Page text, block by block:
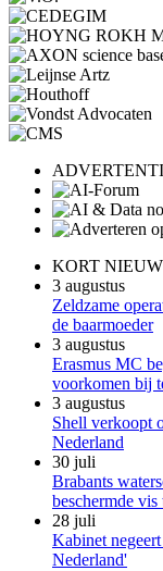
KORT
3 augustus
Zeldzame
de baarmoeder
3 augustus
Erasmus MC
voorkomen bij
3 augustus
Shell verkoopt
Nederland
30 juli
Brabants
beschermde vis
28 juli
Kabinet
Nederland'